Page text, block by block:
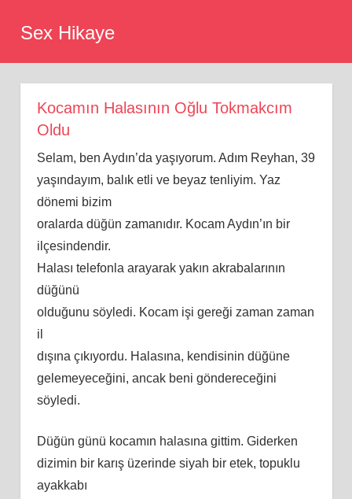
Sex Hikaye
Kocamın Halasının Oğlu Tokmakcım
Oldu
Selam, ben Aydın’da yaşıyorum. Adım Reyhan, 39
yaşındayım, balık etli ve beyaz tenliyim. Yaz
dönemi bizim
oralarda düğün zamanıdır. Kocam Aydın’ın bir
ilçesindendir.
Halası telefonla arayarak yakın akrabalarının
düğünü
olduğunu söyledi. Kocam işi gereği zaman zaman
il
dışına çıkıyordu. Halasına, kendisinin düğüne
gelemeyeceğini, ancak beni göndereceğini
söyledi.
Düğün günü kocamın halasına gittim. Giderken
dizimin bir karış üzerinde siyah bir etek, topuklu
ayakkabı